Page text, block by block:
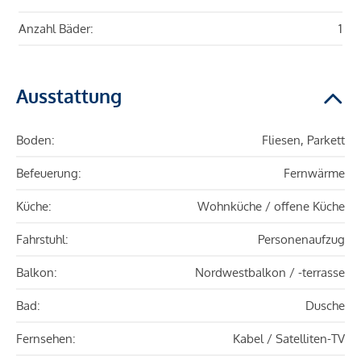
Anzahl Bäder: 1
Ausstattung
Boden: Fliesen, Parkett
Befeuerung: Fernwärme
Küche: Wohnküche / offene Küche
Fahrstuhl: Personenaufzug
Balkon: Nordwestbalkon / -terrasse
Bad: Dusche
Fernsehen: Kabel / Satelliten-TV